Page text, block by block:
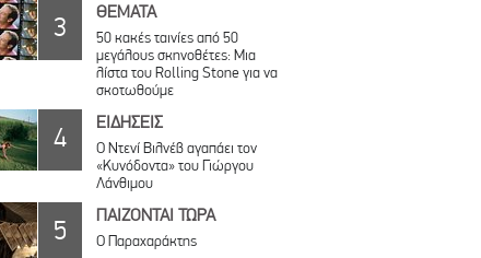
3 ΘΕΜΑΤΑ
50 κακές ταινίες από 50
μεγάλους σκηνοθέτες: Μια
λίστα του Rolling Stone για να
σκοτωθούμε
4 ΕΙΔΗΣΕΙΣ
Ο Ντενί Βιλνέβ αγαπάει τον
«Κυνόδοντα» του Γιώργου
Λάνθιμου
5 ΠΑΙΖΟΝΤΑΙ ΤΩΡΑ
Ο Παραχαράκτης